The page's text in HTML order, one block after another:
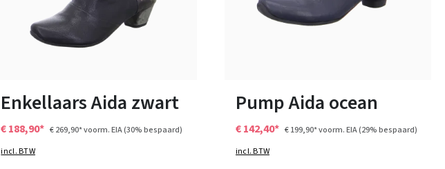
zwart
Enkellaars Aida zwart
€ 188,90* € 269,90*voorm. EIA(30% bespaard)
incl. BTW
Pump Aida ocean
€ 142,40* € 199,90*voorm. EIA(29% bespaard)
incl. BTW